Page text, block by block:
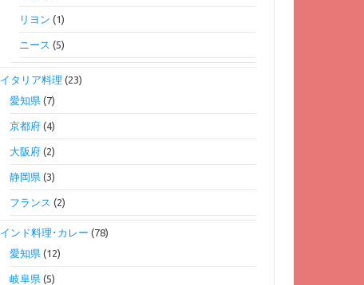
リヨン (1)
ニース (5)
イタリア料理 (23)
愛知県(7)
京都府(4)
大阪府(2)
静岡県(3)
フランス (2)
インド料理･カレー (78)
愛知県(12)
岐阜県(5)